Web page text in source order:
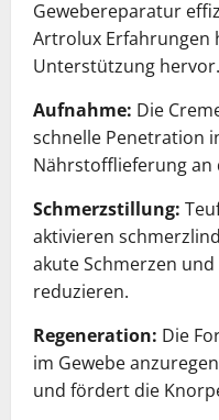
Gewebereparatur
Artrolux Erfahrungen
Unterstützung hervor.
Aufnahme: Die
schnelle Penetration
Nährstofflieferung an
Schmerzstillung:
aktivieren
akute Schmerzen
reduzieren.
Regeneration: Die
im Gewebe
und fördert die